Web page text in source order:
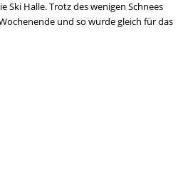
Ski Halle. Trotz des wenigen Schnees
und so wurde gleich für das